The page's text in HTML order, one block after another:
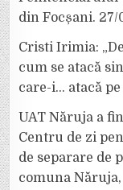
din Focșani. 27/
Cristi Irimia:
cum se atacă
care-i… atacă
UAT Năruja a
Centru de zi
de separare de
comuna